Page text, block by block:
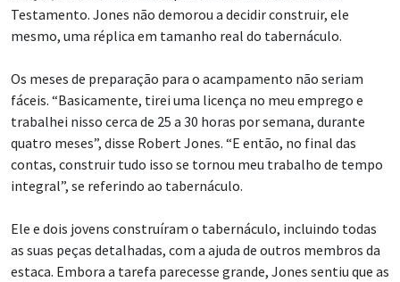
Testamento. Jones não demorou a decidir construir, ele
mesmo, uma réplica em tamanho real do tabernáculo.
Os meses de preparação para o acampamento não seriam
fáceis. “Basicamente, tirei uma licença no meu emprego e
trabalhei nisso cerca de 25 a 30 horas por semana, durante
quatro meses”, disse Robert Jones. “E então, no final das
contas, construir tudo isso se tornou meu trabalho de tempo
integral”, se referindo ao tabernáculo.
Ele e dois jovens construíram o tabernáculo, incluindo todas
as suas peças detalhadas, com a ajuda de outros membros da
estaca. Embora a tarefa parecesse grande, Jones sentiu que as